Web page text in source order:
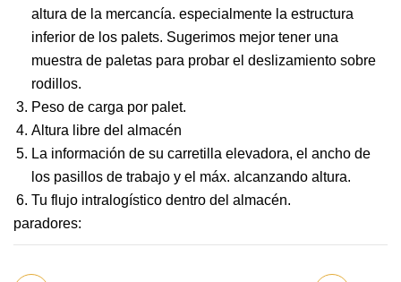
altura de la mercancía. especialmente la estructura
inferior de los palets. Sugerimos mejor tener una
muestra de paletas para probar el deslizamiento sobre
rodillos.
Peso de carga por palet.
Altura libre del almacén
La información de su carretilla elevadora, el ancho de
los pasillos de trabajo y el máx. alcanzando altura.
Tu flujo intralogístico dentro del almacén.
paradores: